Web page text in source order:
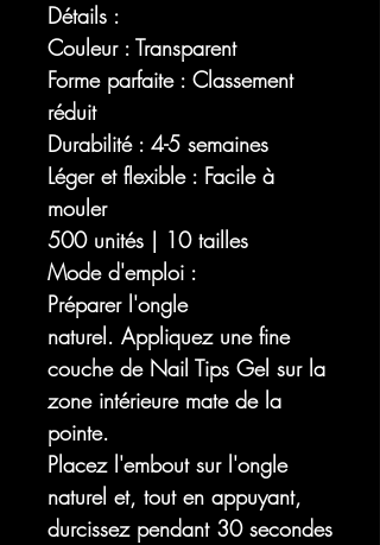
Détails :
Couleur : Transparent
Forme parfaite : Classement
réduit
Durabilité : 4-5 semaines
Léger et flexible : Facile à
mouler
500 unités | 10 tailles
Mode d'emploi :
Préparer l'ongle
naturel. Appliquez une fine
couche de Nail Tips Gel sur la
zone intérieure mate de la
pointe.
Placez l'embout sur l'ongle
naturel et, tout en appuyant,
durcissez pendant 30 secondes